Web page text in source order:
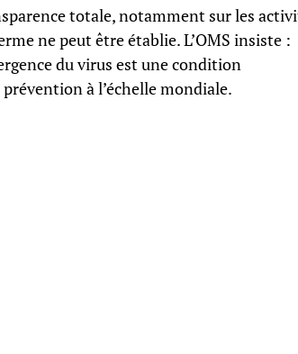
totale, notamment sur les
ne peut être établie. L’OMS insiste :
du virus est une condition
à l’échelle mondiale.